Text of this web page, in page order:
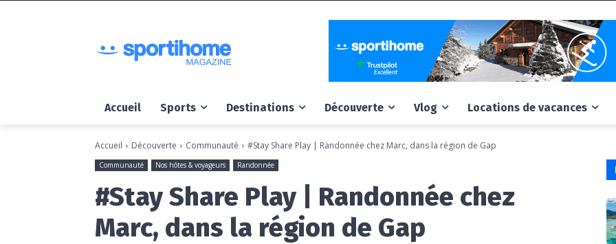
Accueil Sports Destinations Découverte Vlog Locations de vacances
Accueil Découverte Communauté #Stay Share Play | Randonnée chez Marc, dans la région de Gap
Communauté Nos hôtes & voyageurs Randonnée
#Stay Share Play | Randonnée chez
Marc, dans la région de Gap